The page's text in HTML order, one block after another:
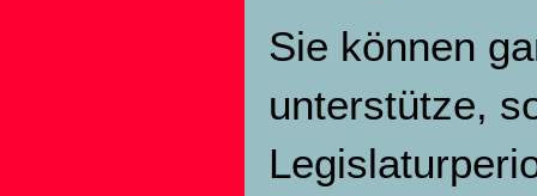
Sie können
unterstütze,